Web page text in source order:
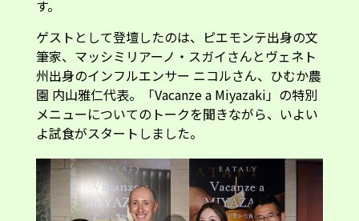
ゲストとして登壇したのは、ピエモンテ出身の文
筆家、マッシミリアーノ・スガイさんとヴェネト
州出身のインフルエンサー ニコルさん、ひむか農
園 内山雅仁代表。「Vacanze a Miyazaki」の特別
メニューについてのトークを聞きながら、いよい
よ試食がスタートしました。